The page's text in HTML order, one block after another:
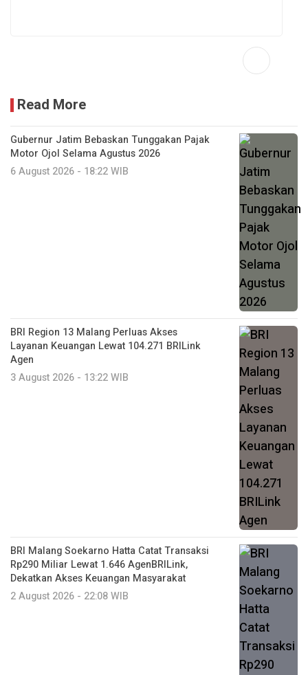
Read More
Gubernur Jatim Bebaskan Tunggakan Pajak
Motor Ojol Selama Agustus 2026
6 August 2026 - 18:22 WIB
BRI Region 13 Malang Perluas Akses
Layanan Keuangan Lewat 104.271 BRILink
Agen
3 August 2026 - 13:22 WIB
BRI Malang Soekarno Hatta Catat Transaksi
Rp290 Miliar Lewat 1.646 AgenBRILink,
Dekatkan Akses Keuangan Masyarakat
2 August 2026 - 22:08 WIB